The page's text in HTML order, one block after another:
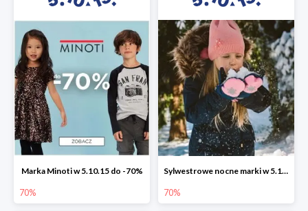
Marka Minoti w 5.10.15 do -70%
70%
Sylwestrowe nocne marki w 5.10.15 do -70%
70%